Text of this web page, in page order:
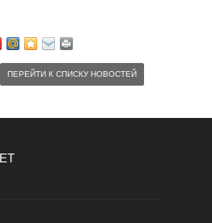
ПЕРЕЙТИ К СПИСКУ НОВОСТЕЙ